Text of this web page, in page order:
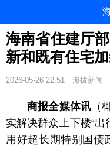
海南省住建厅
新和既有住宅
2026-05-26 22:51 海拔新闻
商报全媒体讯 （
实解决群众上下楼“
用好超长期特别国债